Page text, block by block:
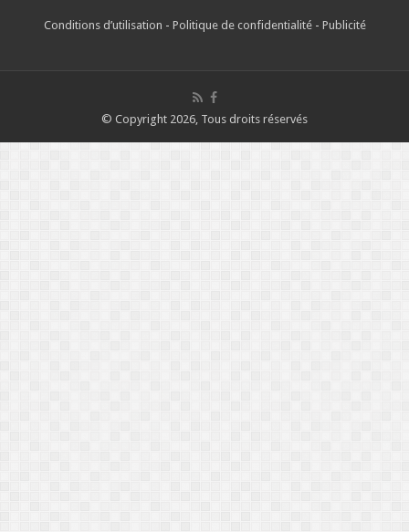
Conditions d’utilisation - Politique de confidentialité- Publicité
© Copyright 2026, Tous droits réservés